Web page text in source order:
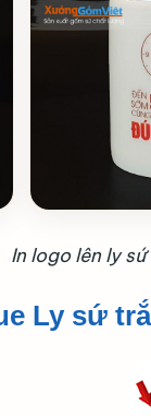
In logo lên ly
Ly sứ